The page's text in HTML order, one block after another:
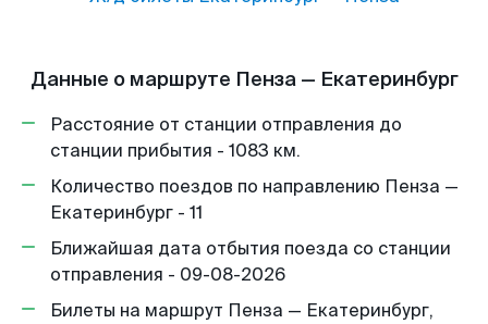
Данные о маршруте Пенза — Екатеринбург
Расстояние от станции отправления до
станции прибытия - 1083 км.
Количество поездов по направлению Пенза —
Екатеринбург - 11
Ближайшая дата отбытия поезда со станции
отправления - 09-08-2026
Билеты на маршрут Пенза — Екатеринбург,